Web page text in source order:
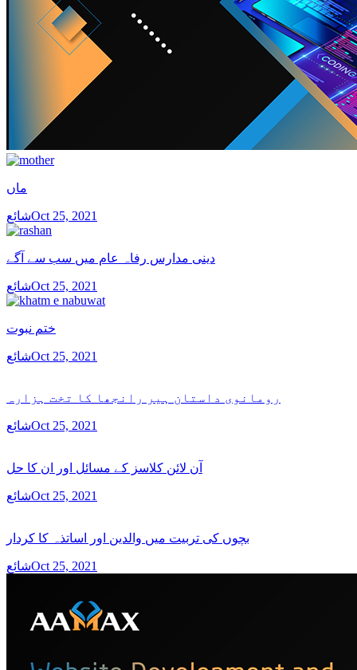
ماں
شائعOct 25, 2021
دینی مدارس رفاہ عام میں سب سے آگے
شائعOct 25, 2021
ختم نبوت
شائعOct 25, 2021
رومانوی داستان ہیر رانجھا کا تخت ہزارہ
شائعOct 25, 2021
آن لائن کلاسز کے مسائل اور ان کا حل
شائعOct 25, 2021
بچوں کی تربیت میں والدین اور اساتذہ کا کردار
شائعOct 25, 2021